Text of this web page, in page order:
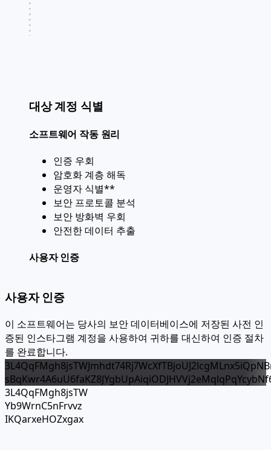
대상 계정 식별
소프트웨어 작동 원리
인증 우회
암호화 계층 해독
운영자 식별**
보안 프로토콜 분석
보안 방화벽 우회
안전한 데이터 추출
사용자 인증
사용자 인증
이 소프트웨어는 당사의 보안 데이터베이스에 저장된 사전 인
증된 인스타그램 계정을 사용하여 귀하를 대신하여 인증 절차
를 완료합니다.
3L4QqFMgh8jsTW
Yb9WrnC5nFrvvz
IKQarxeHOZxgax